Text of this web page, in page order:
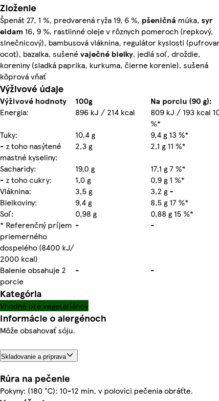
Zloženie
Špenát 27, 1 %, predvarená ryža 19, 6 %, pšeničná múka, syr
eidam 16, 9 %, rastlinné oleje v rôznych pomeroch (repkový,
slnečnicový), bambusová vláknina, regulátor kyslosti
ocot), bazalka, sušenévaječné bielky, jedlá soľ, droždie,
koreniny (sladká paprika, kurkuma, čierne korenie), sušená
kôprová vňať
Výživové údaje
Výživové hodnoty 100g
Na porciu (90 g):
Energia:
896 kJ / 214 kcal
809 kJ / 193 kcal
%*
Tuky:
10,4 g
9,4 g 13 %*
- z toho nasýtené
mastné kyseliny:
2,3 g
2,1 g 11 %*
Sacharidy:
19,0 g
17,1 g 7 %*
- z toho cukry:
1,0 g
0,9 g 1 %*
Vláknina:
3,5 g
3,2 g -
Bielkoviny:
9,4 g
8,5 g 17 %*
Soľ:
0,98 g
0,88 g 15 %*
* Referenčný príjem
priemerného
dospelého (8400 kJ/
2000 kcal)
- -
Balenie obsahuje 2
porcie
- -
Kategória
Vhodné pre vegetariánov
Informácie o alergénoch
Môže obsahovať sóju.
Skladovanie a príprava
Rúra na pečenie
Pokyny: (180 °C): 10-12 min, v polovici pečenia obráťte.